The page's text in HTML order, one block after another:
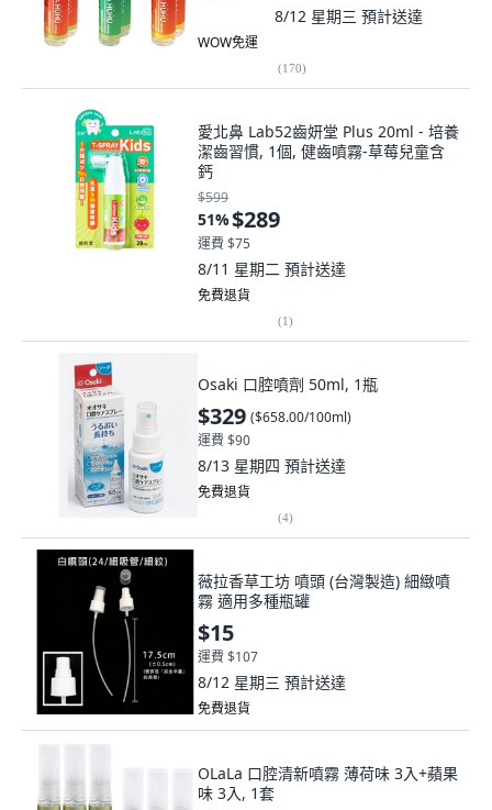
8/12 星期三 預計送達
WOW免運
(170)
愛北鼻 Lab52齒妍堂 Plus 20ml - 培養
潔齒習慣, 1個, 健齒噴霧-草莓兒童含
鈣
$599
51%$289
運費 $75
8/11 星期二 預計送達
免費退貨
(1)
Osaki 口腔噴劑 50ml, 1瓶
$329 ($658.00/100ml)
運費 $90
8/13 星期四 預計送達
免費退貨
(4)
薇拉香草工坊 噴頭 (台灣製造) 細緻噴
霧 適用多種瓶罐
$15
運費 $107
8/12 星期三 預計送達
免費退貨
OLaLa 口腔清新噴霧 薄荷味 3入+蘋果
味 3入, 1套